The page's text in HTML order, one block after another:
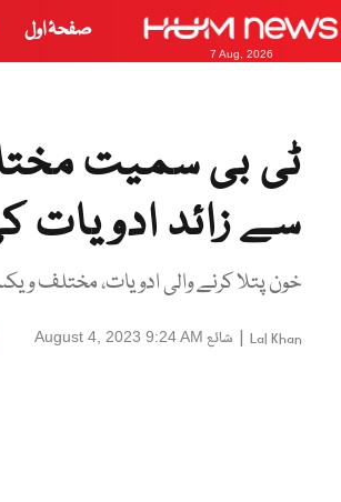
7 Aug, 2026
صفحۂ اول
سے زائد ادویات
خون پتلا کرنے والی ادویات، مختلف
Lal Khan
| شائع August 4, 2023 9:24 AM